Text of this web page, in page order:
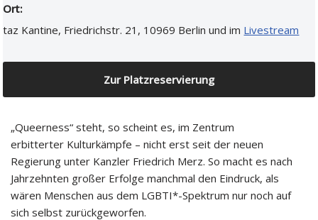
Ort:
taz Kantine, Friedrichstr. 21, 10969 Berlin und im Livestream
Zur Platzreservierung
„Queerness“ steht, so scheint es, im Zentrum
erbitterter Kulturkämpfe – nicht erst seit der neuen
Regierung unter Kanzler Friedrich Merz. So macht es nach
Jahrzehnten großer Erfolge manchmal den Eindruck, als
wären Menschen aus dem LGBTI*-Spektrum nur noch auf
sich selbst zurückgeworfen.